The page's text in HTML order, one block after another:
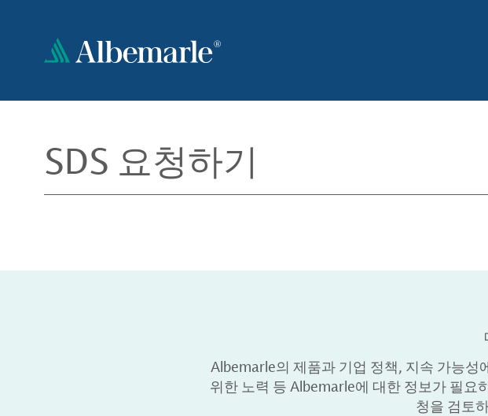
로
SDS 요청하기
Albemarle의 제품과 기업 정책, 지속 가능
위한 노력 등 Albemarle에 대한 정보가 필요
청을 검토